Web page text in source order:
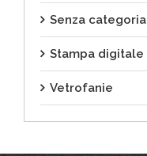
Senza categoria
Stampa digitale
Vetrofanie